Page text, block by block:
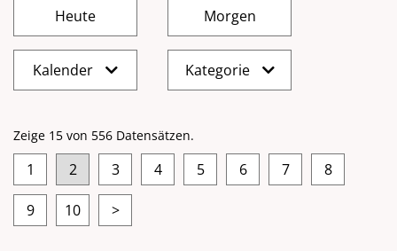
Kalender Kategorie
Zeige 15 von 556 Datensätzen.
1 2 3 4 5 6 7 8
9 10 >